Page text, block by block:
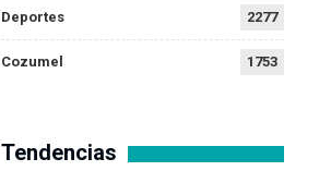
Deportes 2277
Cozumel 1753
Tendencias